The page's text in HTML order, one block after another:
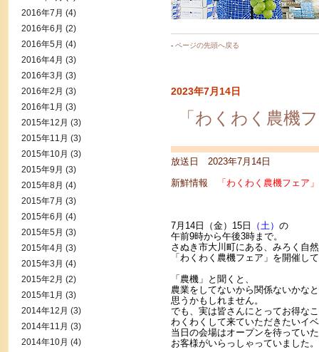
- ページの先頭へ戻る
2023年7月14日
「わくわく農機
放送日 2023年7月14日
新鮮情報
「わくわく農機フェア
7月14日（金）15日 （土） の
午前9時から午後3時まで。
さぬき市大川町にある、みろく自
「わくわく農機フェア」を開催し
「農機」と聞くと、
農業をしてないから関係ないかなと
思うかもしれません。
でも、実は皆さんにとってお得な
わくわくして来ていただきたいイ
当日の会場はオープンを待ってい
お客様がいらっしゃっていました。
2016年7月 (4)
2016年6月 (2)
2016年5月 (4)
2016年4月 (3)
2016年3月 (3)
2016年2月 (3)
2016年1月 (3)
2015年12月 (3)
2015年11月 (3)
2015年10月 (3)
2015年9月 (3)
2015年8月 (4)
2015年7月 (3)
2015年6月 (4)
2015年5月 (3)
2015年4月 (3)
2015年3月 (4)
2015年2月 (2)
2015年1月 (3)
2014年12月 (3)
2014年11月 (3)
2014年10月 (4)